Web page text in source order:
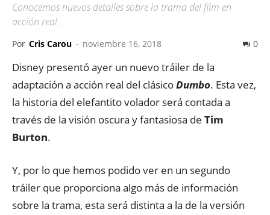
Conocemos nuevos detalles sobre la trama del film en
acción real.
Por Cris Carou - noviembre 16, 2018 0
Disney presentó ayer un nuevo tráiler de la
adaptación a acción real del clásicoDumbo. Esta vez,
la historia del elefantito volador será contada a
través de la visión oscura y fantasiosa de Tim
Burton.
Y, por lo que hemos podido ver en un segundo
tráiler que proporciona algo más de información
sobre la trama, esta será distinta a la de la versión